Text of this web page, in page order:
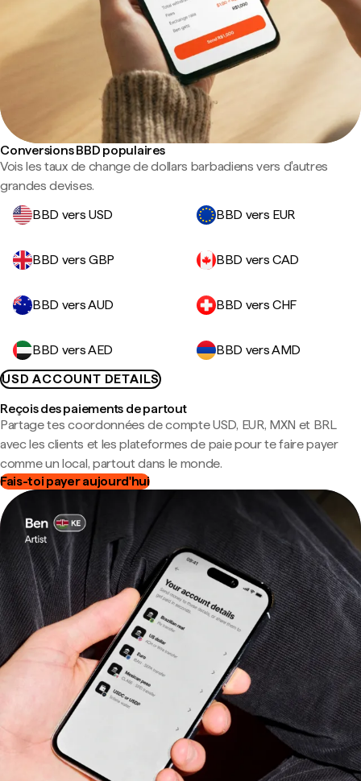
Conversions BBD populaires
Vois les taux de change de dollars barbadiens vers d'autres
grandes devises.
BBD vers USD
BBD vers EUR
BBD vers GBP BBD vers CAD
BBD vers AUD BBD vers CHF
BBD vers AED
BBD vers AMD
USD ACCOUNT DETAILS
Reçois des paiements de partout
Partage tes coordonnées de compte USD, EUR, MXN et BRL
avec les clients et les plateformes de paie pour te faire payer
comme un local, partout dans le monde.
Fais-toi payer aujourd'hui